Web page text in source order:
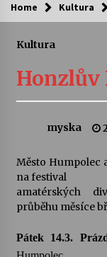
Kam za
Home Kultura
Kultura
Honzlův
myska
Město Humpolec
na festival
amatérských
průběhu měsíce
Pátek 14.3.